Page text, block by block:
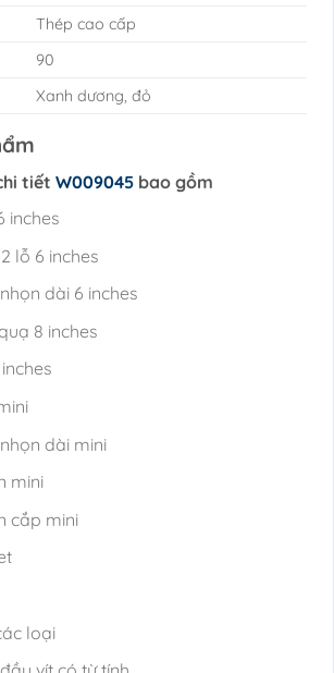
Thép cao cấp
90
Xanh dương, đỏ
tiết W009045 bao gồm
inches
lỗ 6 inches
dài 6 inches
8 inches
dài mini
mini
cắp mini
loại